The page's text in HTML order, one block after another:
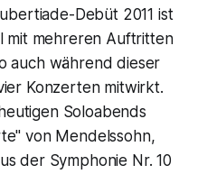
Debüt 2011 ist
mit mehreren Auftritten
auch während dieser
Konzerten mitwirkt.
Soloabends
von Mendelssohn,
der Symphonie Nr. 10